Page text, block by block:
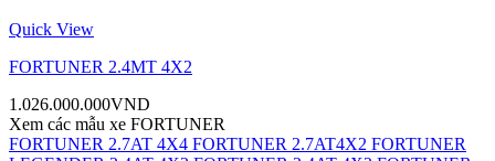
Quick View
FORTUNER 2.4MT 4X2
1.026.000.000VND
Xem các mẫu xe FORTUNER
FORTUNER 2.7AT 4X4 FORTUNER 2.7AT4X2 FORTUNER